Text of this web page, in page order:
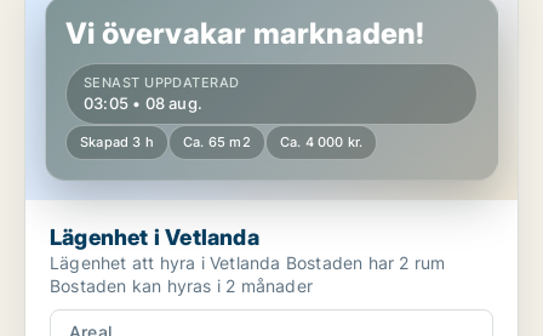
Vi övervakar marknaden!
SENAST UPPDATERAD
03:05 • 08 aug.
Skapad 3 h Ca. 65 m2 Ca. 4 000 kr.
Lägenhet i Vetlanda
Lägenhet att hyra i Vetlanda Bostaden har 2 rum
Bostaden kan hyras i 2 månader